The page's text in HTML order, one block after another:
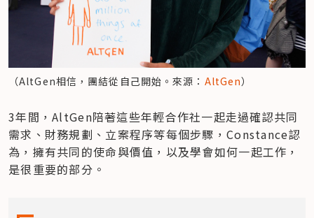
（AltGen相信，團結從自己開始。來源： AltGen）
3年間，AltGen陪著這些年輕合作社一起走過確認共同
需求、財務規劃、立案程序等每個步驟，Constance認
為，擁有共同的使命與價值，以及學會如何一起工作，
是很重要的部分。